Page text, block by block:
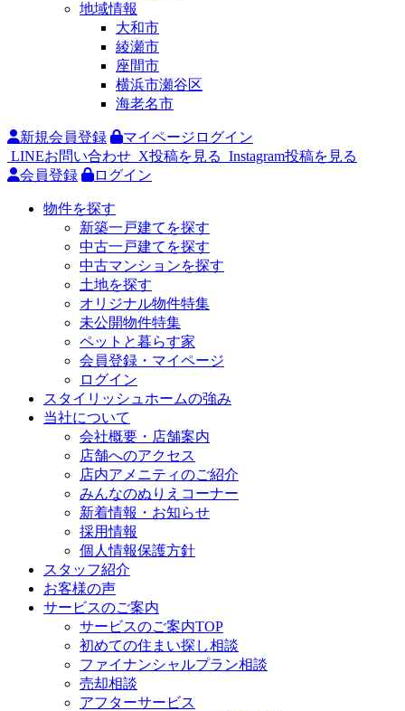
地域情報
大和市
綾瀬市
座間市
横浜市瀬谷区
海老名市
新規会員登録
マイページログイン
LINEお問い合わせ X投稿を見る Instagram投稿を見る
会員登録
ログイン
物件を探す
新築一戸建てを探す
中古一戸建てを探す
中古マンションを探す
土地を探す
オリジナル物件特集
未公開物件特集
ペットと暮らす家
会員登録・マイページ
ログイン
スタイリッシュホームの強み
当社について
会社概要・店舗案内
店舗へのアクセス
店内アメニティのご紹介
みんなのぬりえコーナー
新着情報・お知らせ
採用情報
個人情報保護方針
スタッフ紹介
お客様の声
サービスのご案内
サービスのご案内TOP
初めての住まい探し相談
ファイナンシャルプラン相談
売却相談
アフターサービス